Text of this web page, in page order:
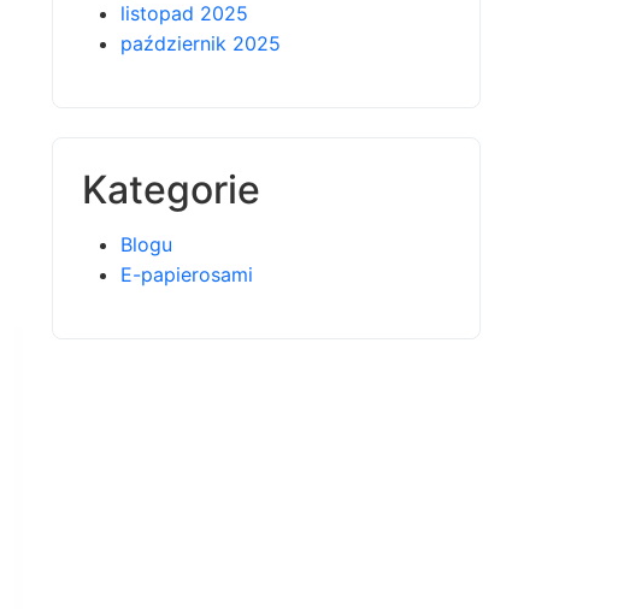
listopad 2025
październik 2025
Kategorie
Blogu
E-papierosami